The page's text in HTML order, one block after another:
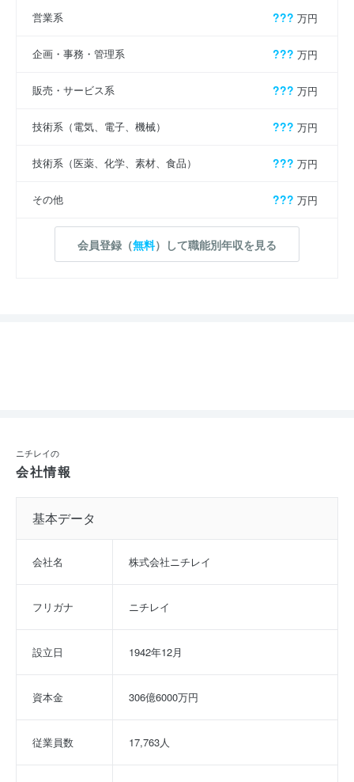
営業系 ??? 万円
企画・事務・管理系 ??? 万円
販売・サービス系 ??? 万円
技術系（電気、電子、機械） ??? 万円
技術系（医薬、化学、素材、食品） ??? 万円
その他 ??? 万円
会員登録（無料）して職能別年収を見る
ニチレイの
会社情報
基本データ
会社名 株式会社ニチレイ
フリガナ ニチレイ
設立日 1942年12月
資本金 306億6000万円
従業員数 17,763人